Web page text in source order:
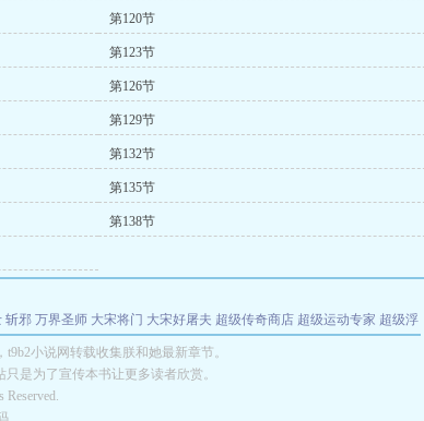
第120节
第123节
第126节
第129节
第132节
第135节
第138节
斩邪 万界圣师 大宋将门 大宋好屠夫 超级传奇商店 超级运动专家 超级浮
始大厨王 怪物聊天群 某美漫的特工 我夺舍了魔皇
小说网转载收集朕和她最新章节。
是为了宣传本书让更多读者欣赏。